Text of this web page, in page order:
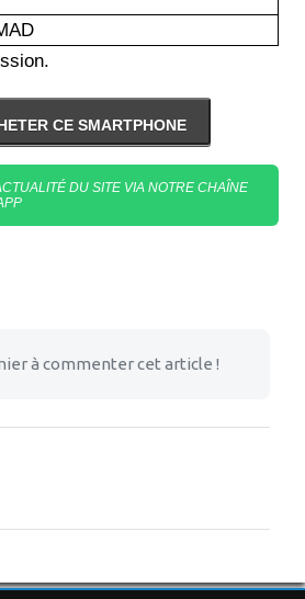
CE SMARTPHONE
DU SITE VIA NOTRE CHAÎNE
à commenter cet article !